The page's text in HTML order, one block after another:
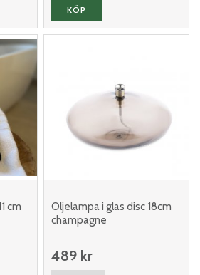
KÖP
cm
Oljelampa i glas disc 18cm
champagne
489 kr